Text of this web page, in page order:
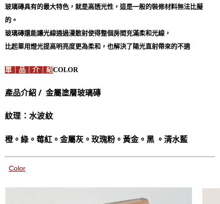
玻璃磚具有的最大特色，就是高透光性，這是一般的裝修材料無法比擬
的。
玻璃磚還能讓光線通過漫散射使得整個房間充滿柔和光線，
比起單用燈光提高明亮度更為柔和，也解決了陽光直射帶來的不適
單｜品｜介｜紹COLOR
產品介紹 / 金屬塗層玻璃磚
紋理：水波紋
橙。綠。莓紅。金屬灰。玫瑰粉。黃金。黑 。清水藍
Color